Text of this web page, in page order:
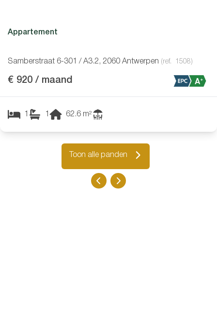
Appartement
Samberstraat 6-301 / A3.2, 2060 Antwerpen (ref. 1508)
€ 920 / maand
62.6 m²
Toon alle panden